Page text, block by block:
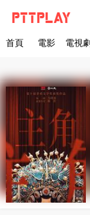
首頁 電影 電視